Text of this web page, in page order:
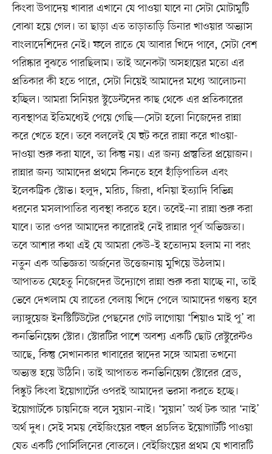
কিংবা উপাদেয় খাবার এখানে যে পাওয়া যাবে না সেটা মোটামুটি
বোঝা হয়ে গেল। তা ছাড়া এত তাড়াতাড়ি ডিনার খাওয়ার অভ্যাস
বাংলাদেশিদের নেই। ফলে রাতে যে আবার খিদে পাবে, সেটা বেশ
পরিষ্কার বুঝতে পারছিলাম। তাই অনেকটা অসহায়ের মতো এর
প্রতিকার কী হতে পারে, সেটা নিয়েই আমাদের মধ্যে আলোচনা
হচ্ছিল। আমরা সিনিয়র স্টুডেন্টদের কাছ থেকে এর প্রতিকারের
ব্যবস্থাপত্র ইতিমধ্যেই পেয়ে গেছি—সেটা হলো নিজেদের রান্না
করে খেতে হবে। তবে বললেই যে হুট করে রান্না করে খাওয়া-
দাওয়া শুরু করা যাবে, তা কিন্তু নয়। এর জন্য প্রস্তুতির প্রয়োজন।
রান্নার জন্য আমাদের প্রথমে কিনতে হবে হাঁড়িপাতিল এবং
ইলেকট্রিক স্টোভ। হলুদ, মরিচ, জিরা, ধনিয়া ইত্যাদি বিভিন্ন
ধরনের মসলাপাতির ব্যবস্থা করতে হবে। তবেই–না রান্না শুরু করা
যাবে। তার ওপর আমাদের কারোরই নেই রান্নার পূর্ব অভিজ্ঞতা।
তবে আশার কথা এই যে আমরা কেউ–ই হতোদ্যম হলাম না বরং
নতুন এক অভিজ্ঞতা অর্জনের উত্তেজনায় মুখিয়ে উঠলাম।
আপাতত যেহেতু নিজেদের উদ্যোগে রান্না শুরু করা যাচ্ছে না, তাই
ভেবে দেখলাম যে রাতের বেলায় খিদে পেলে আমাদের গন্তব্য হবে
ল্যাঙ্গুয়েজ ইনস্টিটিউটের পেছনের গেট লাগোয়া ‘শিয়াও মাই পু’ বা
কনভিনিয়েন্স স্টোর। স্টোরটির পাশে অবশ্য একটি ছোট রেস্টুরেন্টও
আছে, কিন্তু সেখানকার খাবারের স্বাদের সঙ্গে আমরা তখনো
অভ্যস্ত হয়ে উঠিনি। তাই আপাতত কনভিনিয়েন্স স্টোরের ব্রেড,
বিস্কুট কিংবা ইয়োগার্টের ওপরই আমাদের ভরসা করতে হচ্ছে।
ইয়োগার্টকে চায়নিজে বলে সুয়ান-নাই। ‘সুয়ান’ অর্থ টক আর ‘নাই’
অর্থ দুধ। সেই সময় বেইজিংয়ের বহুল প্রচলিত ইয়োগার্টটি পাওয়া
যেত একটি পোর্সিলিনের বোতলে। বেইজিংয়ের প্রথম যে খাবারটি